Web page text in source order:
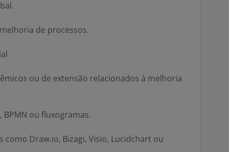
de processos.
ou de extensão relacionados à melhoria
BPMN ou fluxogramas.
como Draw.io, Bizagi, Visio, Lucidchart ou